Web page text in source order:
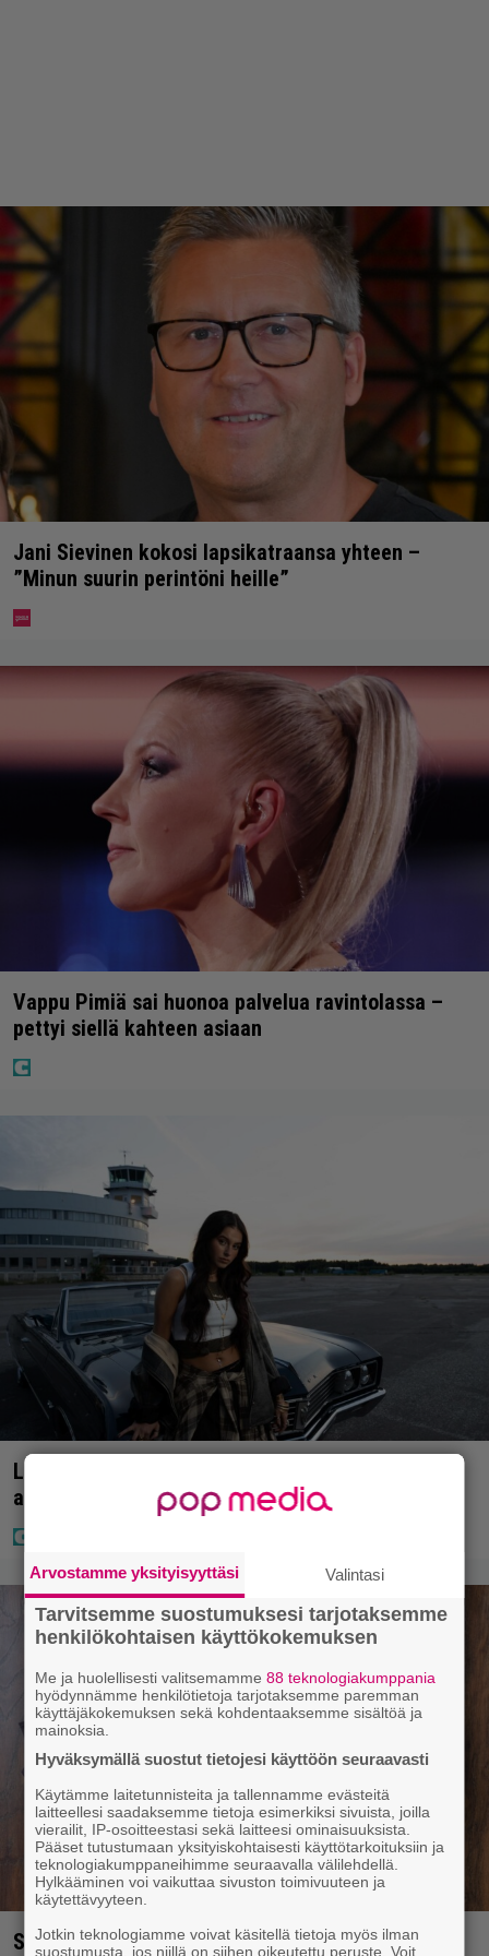
Jani Sievinen kokosi lapsikatraansa yhteen –
”Minun suurin perintöni heille”
Vappu Pimiä sai huonoa palvelua ravintolassa –
pettyi siellä kahteen asiaan
Laulaja Mirellan rantakuvat ovat täynnä lomaa,
aurinkoa ja iloa
Syötkö perunoita näin? Tutkijat löysivät yhteyden
Arvostamme yksityisyyttäsi Valintasi
Tarvitsemme suostumuksesi tarjotaksemme
henkilökohtaisen käyttökokemuksen
Me ja huolellisesti valitsemamme88 teknologiakumppania
hyödynnämme henkilötietoja tarjotaksemme paremman
käyttäjäkokemuksen sekä kohdentaaksemme sisältöä ja
mainoksia.
Hyväksymällä suostut tietojesi käyttöön seuraavasti
Käytämme laitetunnisteita ja tallennamme evästeitä
laitteellesi saadaksemme tietoja esimerkiksi sivuista, joilla
vierailit, IP-osoitteestasi sekä laitteesi ominaisuuksista.
Pääset tutustumaan yksityiskohtaisesti käyttötarkoituksiin ja
teknologiakumppaneihimme seuraavalla välilehdellä.
Hylkääminen voi vaikuttaa sivuston toimivuuteen ja
käytettävyyteen.
Jotkin teknologiamme voivat käsitellä tietoja myös ilman
suostumusta, jos niillä on siihen oikeutettu peruste. Voit